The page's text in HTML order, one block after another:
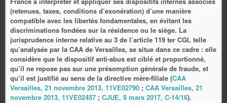
(retenues, taxes, conditions d’exonération) d’une manière
compatible avec les libertés fondamentales, en évitant les
discriminations fondées sur la résidence ou le siège. La
jurisprudence interne relative au 3 de l’article 119 ter CGI, telle
qu’analysée par la CAA de Versailles, se situe dans ce cadre : elle
considère que le dispositif anti‑abus est ciblé et proportionné,
qu’il ne repose pas sur une présomption générale de fraude, et
qu’il est justifié au sens de la directive mère‑filiale (CAA
Versailles, 21 novembre 2013, 11VE02790 ; CAA Versailles, 21
novembre 2013, 11VE02457 ; CJUE, 8 mars 2017, C‑14/16).